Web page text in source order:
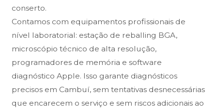
conserto.
Contamos com equipamentos profissionais de
nível laboratorial: estação de reballing BGA,
microscópio técnico de alta resolução,
programadores de memória e software
diagnóstico Apple. Isso garante diagnósticos
precisos em Cambuí, sem tentativas desnecessárias
que encarecem o serviço e sem riscos adicionais ao